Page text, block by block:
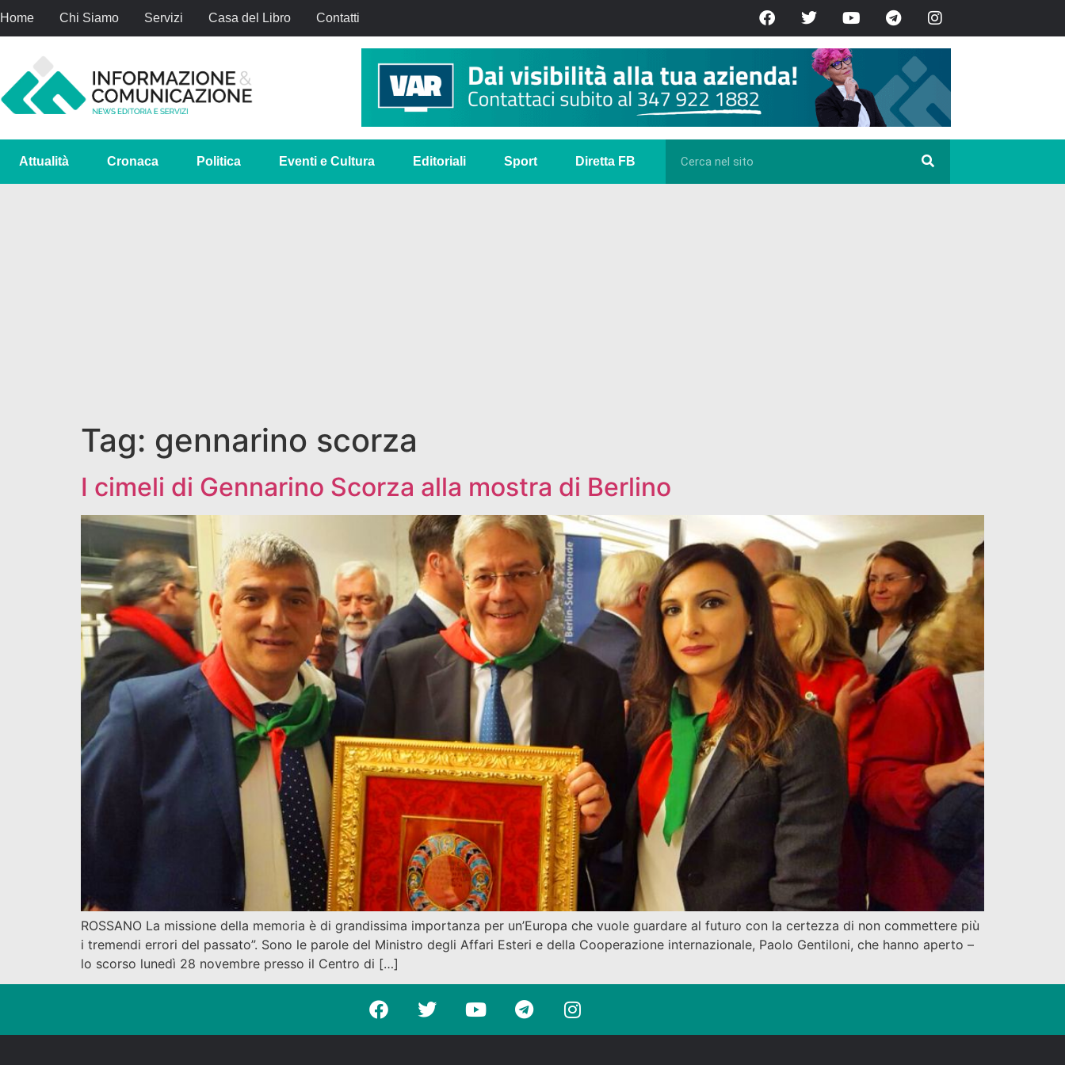
Home Chi Siamo Servizi Casa del Libro Contatti
Attualità Cronaca Politica Eventi e Cultura Editoriali Sport Diretta FB
Tag: gennarino scorza
I cimeli di Gennarino Scorza alla mostra di Berlino
ROSSANO La missione della memoria è di grandissima importanza per un’Europa che vuole guardare al futuro con la certezza di non commettere più
i tremendi errori del passato”. Sono le parole del Ministro degli Affari Esteri e della Cooperazione internazionale, Paolo Gentiloni, che hanno aperto –
lo scorso lunedì 28 novembre presso il Centro di […]